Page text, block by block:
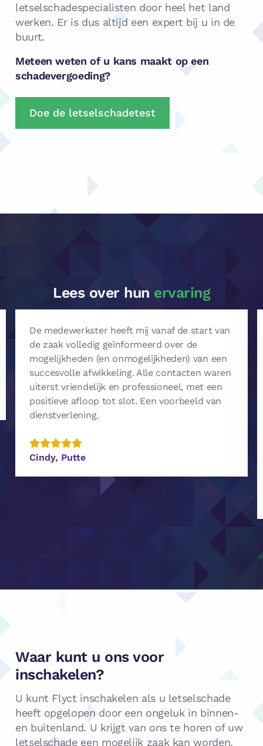
letselschadespecialisten door heel het land
werken. Er is dus altijd een expert bij u in de
buurt.
Meteen weten of u kans maakt op een
schadevergoeding?
Doe de letselschadetest
Lees over hun ervaring
De medewerkster heeft mij vanaf de start van
de zaak volledig geïnformeerd over de
mogelijkheden (en onmogelijkheden) van een
succesvolle afwikkeling. Alle contacten waren
uiterst vriendelijk en professioneel, met een
positieve afloop tot slot. Een voorbeeld van
dienstverlening.
Cindy, Putte
Waar kunt u ons voor
inschakelen?
U kunt Flyct inschakelen als u letselschade
heeft opgelopen door een ongeluk in binnen-
en buitenland. U krijgt van ons te horen of uw
letselschade een mogelijk zaak kan worden.